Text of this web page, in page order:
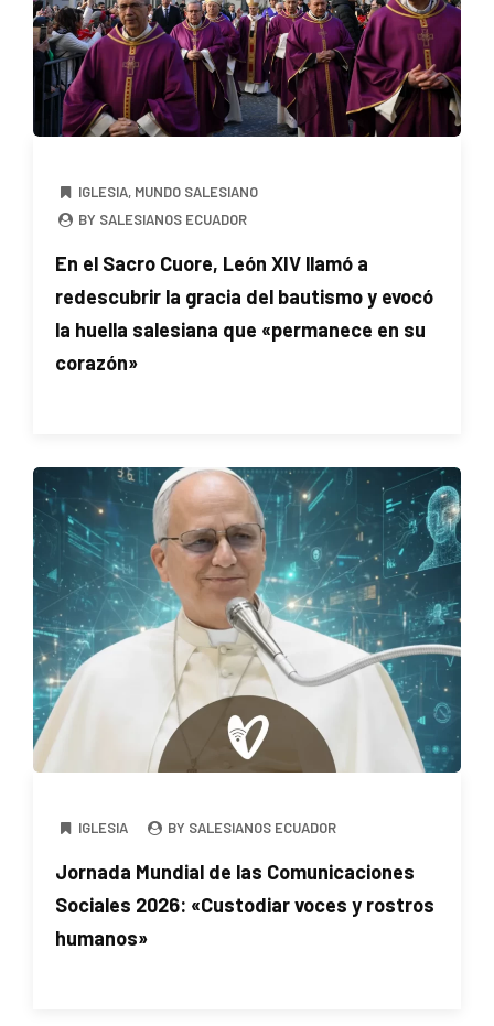
IGLESIA, MUNDO SALESIANO
BY SALESIANOS ECUADOR
En el Sacro Cuore, León XIV llamó a
redescubrir la gracia del bautismo y evocó
la huella salesiana que «permanece en su
corazón»
IGLESIA BY SALESIANOS ECUADOR
Jornada Mundial de las Comunicaciones
Sociales 2026: «Custodiar voces y rostros
humanos»